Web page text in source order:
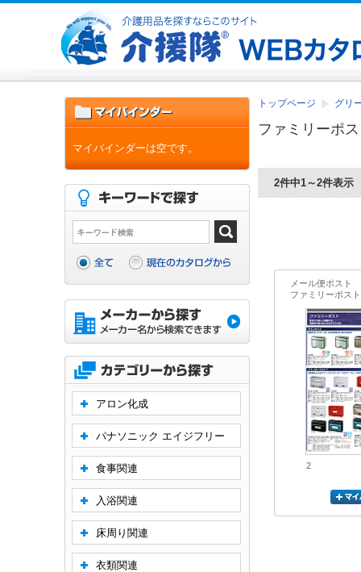
トップページ グリ
ファミリーポ
2件中1～2件表示
メール便ポスト
ファミリーポスト
2
マイバインダーは空です。
アロン化成
パナソニック エイジフリー
食事関連
入浴関連
床周り関連
衣類関連